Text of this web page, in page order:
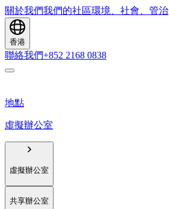
關於我們我們的社區環境、社會、管治
香港
聯絡我們+852 2168 0838
地點
虛擬辦公室
虛擬辦公室
共享辦公室